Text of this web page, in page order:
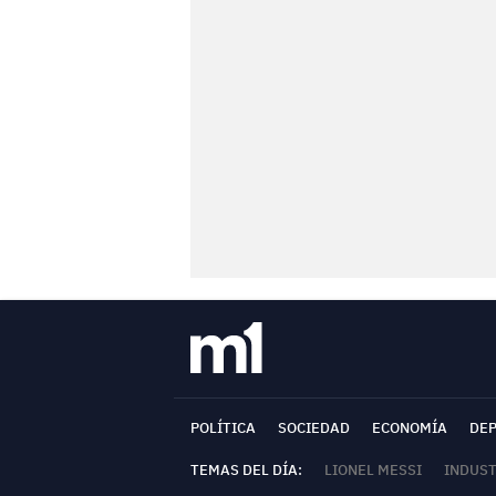
POLÍTICA SOCIEDAD ECONOMÍA
TEMAS DEL DÍA: LIONEL MESSI